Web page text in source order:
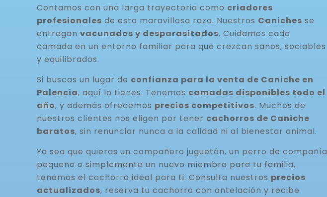
Contamos con una larga trayectoria como criadores
profesionales de esta maravillosa raza. Nuestros Caniches se
entregan vacunados y desparasitados. Cuidamos cada
camada en un entorno familiar para que crezcan sanos, sociables
y equilibrados.
Si buscas un lugar de confianza para la venta de Caniche en
Palencia, aquí lo tienes. Tenemos camadas disponibles todo el
año, y además ofrecemos precios competitivos. Muchos de
nuestros clientes nos eligen por tener cachorros de Caniche
baratos, sin renunciar nunca a la calidad ni al bienestar animal.
Ya sea que quieras un compañero juguetón, un perro de compañía
pequeño o simplemente un nuevo miembro para tu familia,
tenemos el cachorro ideal para ti. Consulta nuestros precios
actualizados, reserva tu cachorro con antelación y recibe